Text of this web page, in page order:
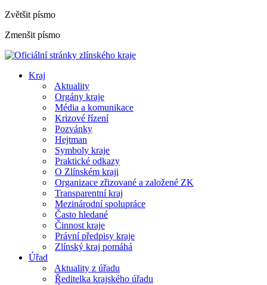
Zvětšit písmo
Zmenšit písmo
Kraj
Aktuality
Orgány kraje
Média a komunikace
Krizové řízení
Pozvánky
Hejtman
Symboly kraje
Praktické odkazy
O Zlínském kraji
Organizace zřizované a založené ZK
Transparentní kraj
Mezinárodní spolupráce
Často hledané
Činnost kraje
Právní předpisy kraje
Zlínský kraj pomáhá
Úřad
Aktuality z úřadu
Ředitelka krajského úřadu